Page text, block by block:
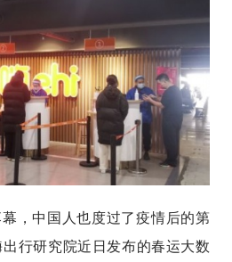
，中国人也度过了疫情后的第
行研究院近日发布的春运大数